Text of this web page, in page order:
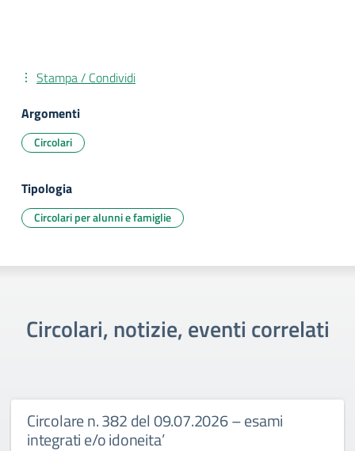
Stampa / Condividi
Argomenti
Circolari
Tipologia
Circolari per alunni e famiglie
Circolari, notizie, eventi correlati
Circolare n. 382 del 09.07.2026 – esami
integrati e/o idoneita’